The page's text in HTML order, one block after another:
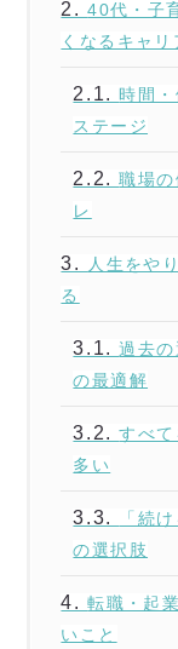
2.40代・子
くなるキャリ
2.1.時間
ステージ
2.2.職場
レ
3.
人生をや
る
3.1.過去
の最適解
3.2.すべ
多い
3.3.
「続
の選択肢
4.転職・起
いこと